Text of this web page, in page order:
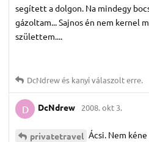
segített a dolgon. Na mindegy
gázoltam... Sajnos én nem kernel
születtem....
DcNdrewés kanyiválaszolt erre.
D DcNdrew 2008. okt 3.
privatetravel Ácsi. Nem